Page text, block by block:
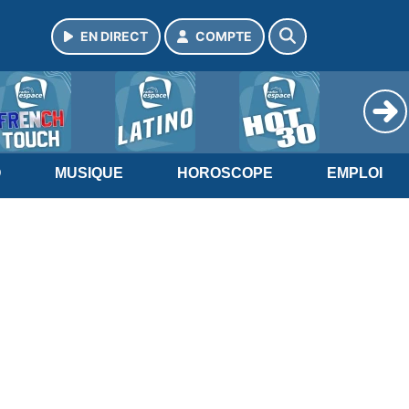
EN DIRECT COMPTE
MUSIQUE HOROSCOPE EMPLOI